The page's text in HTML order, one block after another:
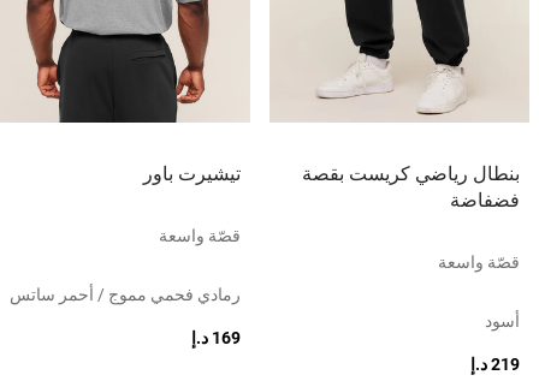
بنطال رياضي كريست بقصة
فضفاضة
قصّة واسعة
أسود
219 د.إ
تيشيرت باور
قصّة واسعة
رمادي فحمي مموج / أحمر ساتس
169 د.إ